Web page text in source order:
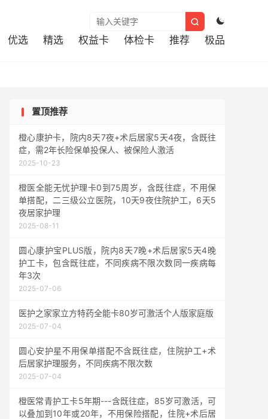


优选 精选 权益卡 体检卡 推荐 极品
置顶推荐
橙心康护卡，院内8天7夜+术后居家5天4夜，含既往
症，需2年长险保单投保人、被保险人激活
2025-10-23
橙医全能无忧护理卡0到75周岁，含既往症，不用保
单搭配，二三级公立医院，10天9夜住院护工，6天5
夜居家护理
2025-08-11
圆心康护宝PLUS版，院内8天7晚+术后居家5天4晚
护工卡，包含既往症，不同疾病不限次数同一疾病每
年3次
2025-07-06
医护之家家立方特药全能卡80岁可激活个人版家庭版
2025-07-04
圆心安护星不用保单搭配不含既往症，住院护工+术
后居家护理服务，不同疾病不限次数
2025-07-04
橙医常青护工卡5年期---含既往症，85岁可激活，可
以叠加到10年或20年，不用保险搭配，住院+术后居